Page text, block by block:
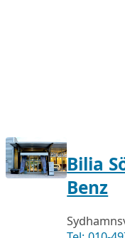
Bilia
Benz